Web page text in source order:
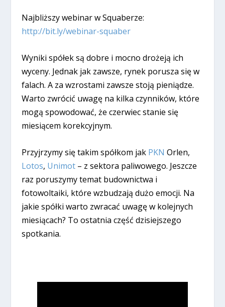
Najbliższy webinar w Squaberze:
http://bit.ly/webinar-squaber
Wyniki spółek są dobre i mocno drożeją ich
wyceny. Jednak jak zawsze, rynek porusza się w
falach. A za wzrostami zawsze stoją pieniądze.
Warto zwrócić uwagę na kilka czynników, które
mogą spowodować, że czerwiec stanie się
miesiącem korekcyjnym.
Przyjrzymy się takim spółkom jak PKN Orlen,
Lotos, Unimot– z sektora paliwowego. Jeszcze
raz poruszymy temat budownictwa i
fotowoltaiki, które wzbudzają dużo emocji. Na
jakie spółki warto zwracać uwagę w kolejnych
miesiącach? To ostatnia część dzisiejszego
spotkania.